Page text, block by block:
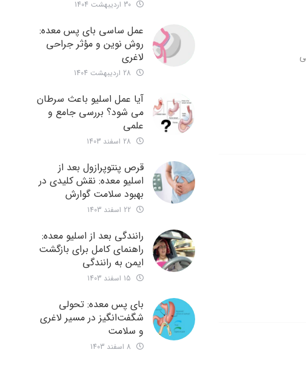
عمل ساسی بای پس معده:
روش نوین و مؤثر جراحی
لاغری
آیا عمل اسلیو باعث سرطان
می شود؟ بررسی جامع و
علمی
قرص پنتوپرازول بعد از
اسلیو معده: نقش کلیدی در
بهبود سلامت گوارش
رانندگی بعد از اسلیو معده:
راهنمای کامل برای بازگشت
ایمن به رانندگی
بای پس معده: تحولی
شگفت‌انگیز در مسیر لاغری
و سلامت